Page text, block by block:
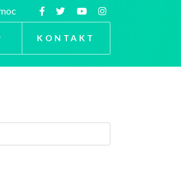
KONTAKT